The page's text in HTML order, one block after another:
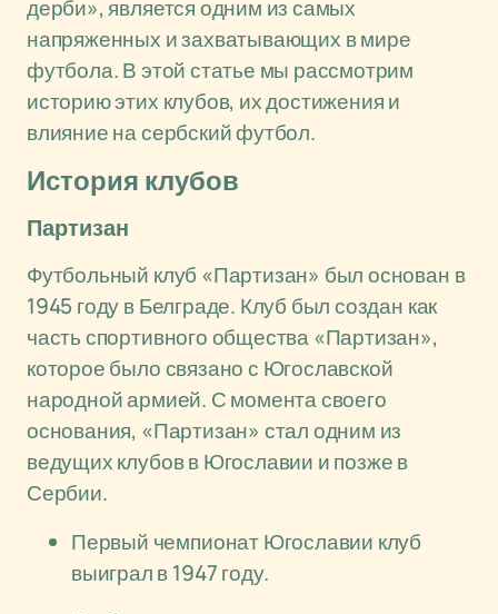
дерби», является одним из самых
напряженных и захватывающих в мире
футбола. В этой статье мы рассмотрим
историю этих клубов, их достижения и
влияние на сербский футбол.
История клубов
Партизан
Футбольный клуб «Партизан» был основан в
1945 году в Белграде. Клуб был создан как
часть спортивного общества «Партизан»,
которое было связано с Югославской
народной армией. С момента своего
основания, «Партизан» стал одним из
ведущих клубов в Югославии и позже в
Сербии.
Первый чемпионат Югославии клуб
выиграл в 1947 году.